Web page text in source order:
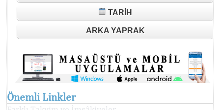
TARIH
ARKA YAPRAK
Önemli Linkler